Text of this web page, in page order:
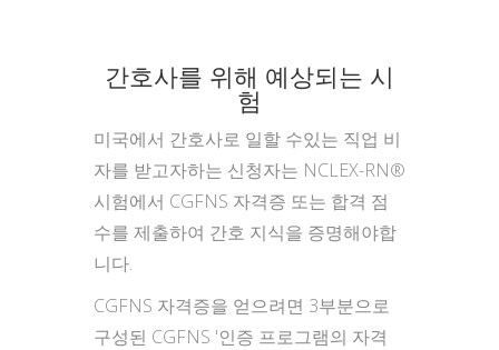
간호사를 위해 예상되는 시
험
미국에서 간호사로 일할 수있는 직업 비
자를 받고자하는 신청자는 NCLEX-RN®
시험에서 CGFNS 자격증 또는 합격 점
수를 제출하여 간호 지식을 증명해야합
니다.
CGFNS 자격증을 얻으려면 3부분으로
구성된 CGFNS '인증 프로그램의 자격